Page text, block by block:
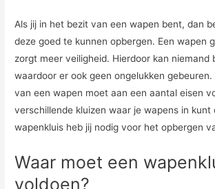
Als jij in het bezit van een wapen bent, dan
deze goed te kunnen opbergen. Een wapen
zorgt meer veiligheid. Hierdoor kan niemand
waardoor er ook geen ongelukken
van een wapen moet aan een aantal eisen
verschillende kluizen waar je wapens in kunt
wapenkluis heb jij nodig voor het opbergen
Waar moet een
voldoen?